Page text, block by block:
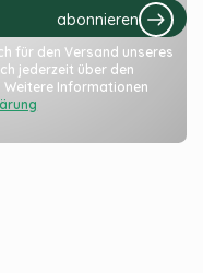
abonnieren
für den Versand unseres
jederzeit über den
Informationen